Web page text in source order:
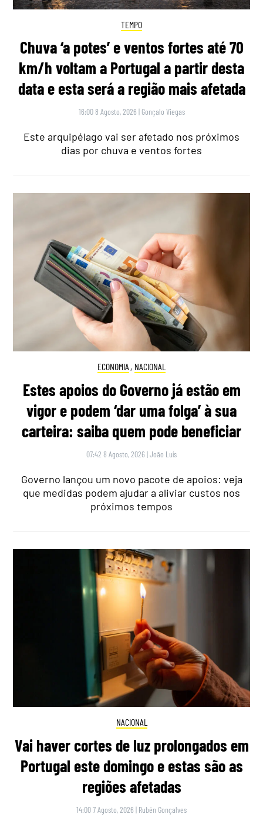
TEMPO
Chuva ‘a potes’ e ventos fortes até 70
km/h voltam a Portugal a partir desta
data e esta será a região mais afetada
16:00 8 Agosto, 2026 | Gonçalo Viegas
Este arquipélago vai ser afetado nos próximos
dias por chuva e ventos fortes
ECONOMIA , NACIONAL
Estes apoios do Governo já estão em
vigor e podem ‘dar uma folga’ à sua
carteira: saiba quem pode beneficiar
07:42 8 Agosto, 2026 |João Luís
Governo lançou um novo pacote de apoios: veja
que medidas podem ajudar a aliviar custos nos
próximos tempos
NACIONAL
Vai haver cortes de luz prolongados em
Portugal este domingo e estas são as
regiões afetadas
14:00 7 Agosto, 2026 | Rubén Gonçalves